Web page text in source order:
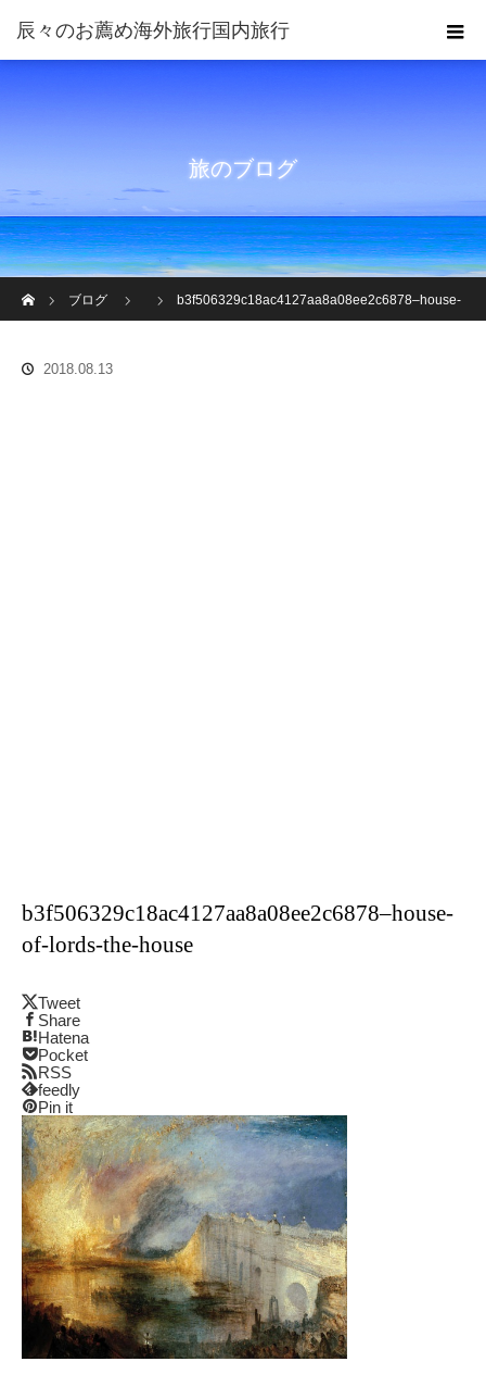
旅のブログ
ブログ
b3f506329c18ac4127aa8a08ee2c6878–house-
2018.08.13
b3f506329c18ac4127aa8a08ee2c6878–house-
of-lords-the-house
Tweet
Share
Hatena
Pocket
RSS
feedly
Pin it